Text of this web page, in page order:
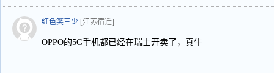
红色笑三少 [江苏宿迁]
OPPO的5G手机都已经在瑞士开卖了，真牛